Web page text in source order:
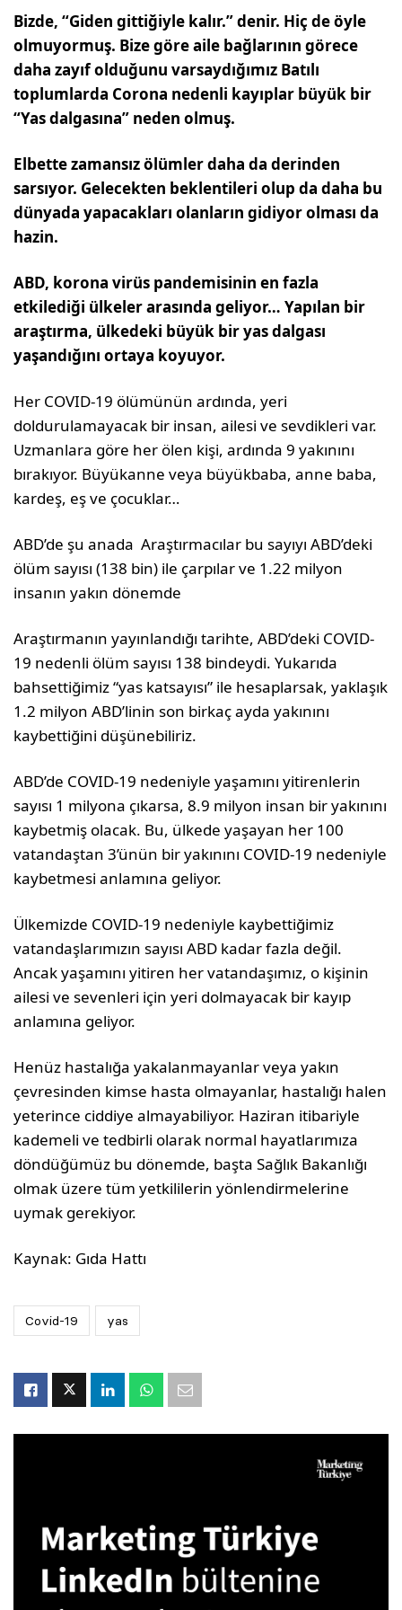
Bizde, “Giden gittiğiyle kalır.” denir. Hiç de öyle
olmuyormuş. Bize göre aile bağlarının görece
daha zayıf olduğunu varsaydığımız Batılı
toplumlarda Corona nedenli kayıplar büyük bir
“Yas dalgasına” neden olmuş.
Elbette zamansız ölümler daha da derinden
sarsıyor. Gelecekten beklentileri olup da daha bu
dünyada yapacakları olanların gidiyor olması da
hazin.
ABD, korona virüs pandemisinin en fazla
etkilediği ülkeler arasında geliyor… Yapılan bir
araştırma, ülkedeki büyük bir yas dalgası
yaşandığını ortaya koyuyor.
Her COVID-19 ölümünün ardında, yeri
doldurulamayacak bir insan, ailesi ve sevdikleri var.
Uzmanlara göre her ölen kişi, ardında 9 yakınını
bırakıyor. Büyükanne veya büyükbaba, anne baba,
kardeş, eş ve çocuklar…
ABD’de şu anada Araştırmacılar bu sayıyı ABD’deki
ölüm sayısı (138 bin) ile çarpılar ve 1.22 milyon
insanın yakın dönemde
Araştırmanın yayınlandığı tarihte, ABD’deki COVID-
19 nedenli ölüm sayısı 138 bindeydi. Yukarıda
bahsettiğimiz “yas katsayısı” ile hesaplarsak, yaklaşık
1.2 milyon ABD’linin son birkaç ayda yakınını
kaybettiğini düşünebiliriz.
ABD’de COVID-19 nedeniyle yaşamını yitirenlerin
sayısı 1 milyona çıkarsa, 8.9 milyon insan bir yakınını
kaybetmiş olacak. Bu, ülkede yaşayan her 100
vatandaştan 3’ünün bir yakınını COVID-19 nedeniyle
kaybetmesi anlamına geliyor.
Ülkemizde COVID-19 nedeniyle kaybettiğimiz
vatandaşlarımızın sayısı ABD kadar fazla değil.
Ancak yaşamını yitiren her vatandaşımız, o kişinin
ailesi ve sevenleri için yeri dolmayacak bir kayıp
anlamına geliyor.
Henüz hastalığa yakalanmayanlar veya yakın
çevresinden kimse hasta olmayanlar, hastalığı halen
yeterince ciddiye almayabiliyor. Haziran itibariyle
kademeli ve tedbirli olarak normal hayatlarımıza
döndüğümüz bu dönemde, başta Sağlık Bakanlığı
olmak üzere tüm yetkililerin yönlendirmelerine
uymak gerekiyor.
Kaynak: Gıda Hattı
Covid-19 yas